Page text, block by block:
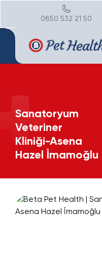
0850 532 21 50
Sanatoryum
Veteriner
Kliniği-Asena
Hazel İmamoğlu